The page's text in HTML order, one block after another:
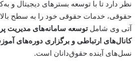
نظر دارد تا با توسعه بسترهای دیجیتال و
حقوقی، خدمات حقوقی خود را به سطح
آتی وی شاملتوسعه سامانه‌های مدیریت
کانال‌های ارتباطی و برگزاری دوره‌های
نسل‌های آینده حقوق‌دانان است.